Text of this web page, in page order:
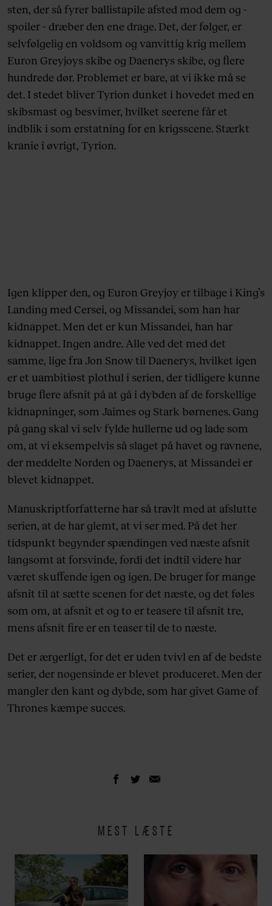
sten, der så fyrer ballistapile afsted mod dem og -
spoiler - dræber den ene drage. Det, der følger, er
selvfølgelig en voldsom og vanvittig krig mellem
Euron Greyjoys skibe og Daenerys skibe, og flere
hundrede dør. Problemet er bare, at vi ikke må se
det. I stedet bliver Tyrion dunket i hovedet med en
skibsmast og besvimer, hvilket seerene får et
indblik i som erstatning for en krigsscene. Stærkt
kranie i øvrigt, Tyrion.
Igen klipper den, og Euron Greyjoy er tilbage i King’s
Landing med Cersei, og Missandei, som han har
kidnappet. Men det er kun Missandei, han har
kidnappet. Ingen andre. Alle ved det med det
samme, lige fra Jon Snow til Daenerys, hvilket igen
er et uambitiøst plothul i serien, der tidligere kunne
bruge flere afsnit på at gå i dybden af de forskellige
kidnapninger, som Jaimes og Stark børnenes. Gang
på gang skal vi selv fylde hullerne ud og lade som
om, at vi eksempelvis så slaget på havet og ravnene,
der meddelte Norden og Daenerys, at Missandei er
blevet kidnappet.
Manuskriptforfatterne har så travlt med at afslutte
serien, at de har glemt, at vi ser med. På det her
tidspunkt begynder spændingen ved næste afsnit
langsomt at forsvinde, fordi det indtil videre har
været skuffende igen og igen. De bruger for mange
afsnit til at sætte scenen for det næste, og det føles
som om, at afsnit et og to er teasere til afsnit tre,
mens afsnit fire er en teaser til de to næste.
Det er ærgerligt, for det er uden tvivl en af de bedste
serier, der nogensinde er blevet produceret. Men der
mangler den kant og dybde, som har givet Game of
Thrones kæmpe succes.
MEST LÆSTE